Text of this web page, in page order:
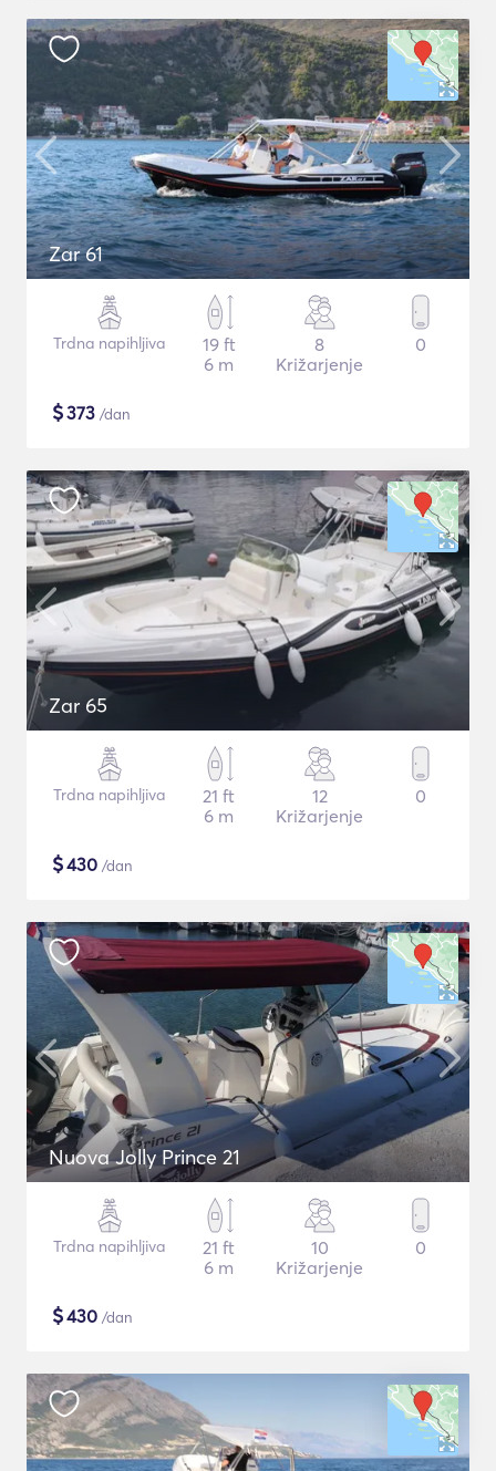
Zar 61
Trdna napihljiva
19 ft
6 m
8
Križarjenje
0
$373 /dan
Zar 65
Trdna napihljiva
21 ft
6 m
12
Križarjenje
0
$430 /dan
Nuova Jolly Prince 21
Trdna napihljiva
21 ft
6 m
10
Križarjenje
0
$430 /dan